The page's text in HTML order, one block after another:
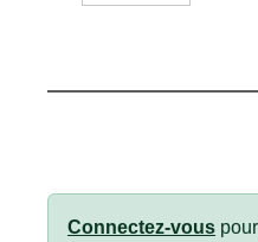
Connectez-vous